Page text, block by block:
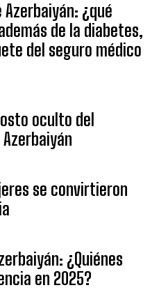
¿qué
de la diabetes,
del seguro médico
oculto del
se convirtieron
¿Quiénes
en 2025?